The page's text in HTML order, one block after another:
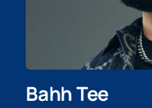
Bahh Tee